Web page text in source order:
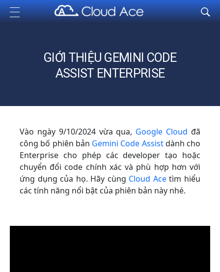
Cloud Ace
Nhà cung cấp giải pháp trên GCP cho doanh nghiệp
GIỚI THIỆU GEMINI CODE
ASSIST ENTERPRISE
Vào ngày 9/10/2024 vừa qua, Google Cloud đã
công bố phiên bản Gemini Code Assistdành cho
Enterprise cho phép các developer tạo hoặc
chuyển đổi code chính xác và phù hợp hơn với
ứng dụng của họ. Hãy cùng Cloud Acetìm hiểu
các tính năng nổi bật của phiên bản này nhé.